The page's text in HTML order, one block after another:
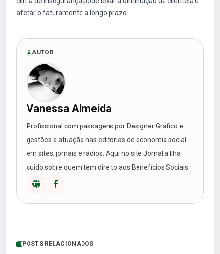
afetar o faturamento a longo prazo.
AUTOR
Vanessa Almeida
Profissional com passagens por Designer Gráfico e
gestões e atuação nas editorias de economia social
em sites, jornais e rádios. Aqui no site Jornal a Ilha
cuido sobre quem tem direito aos Benefícios Sociais.
POSTS RELACIONADOS